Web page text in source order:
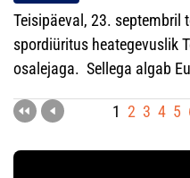
Teisipäeval, 23. septembril
spordiüritus heategevuslik
osalejaga. Sellega algab
1 2 3 4 5